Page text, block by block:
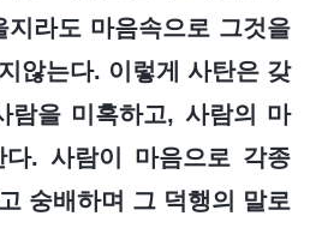
라도 마음속으로 그것을
않는다. 이렇게 사탄은 갖
람을 미혹하고, 사람의 마
. 사람이 마음으로 각종
숭배하며 그 덕행의 말로